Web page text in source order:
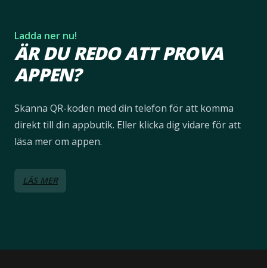
Ladda ner nu!
ÄR DU REDO ATT PROVA
APPEN?
Skanna QR-koden med din telefon för att komma
direkt till din appbutik. Eller klicka dig vidare för att
läsa mer om appen.
LÄS MER